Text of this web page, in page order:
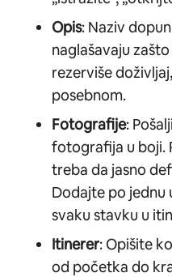
Opis: Naziv
naglašavaju
rezerviše
posebnom.
Fotografije:
fotografija u boji.
treba da jasno
Dodajte po
svaku stavku u
Itinerer: Opišite
od početka do